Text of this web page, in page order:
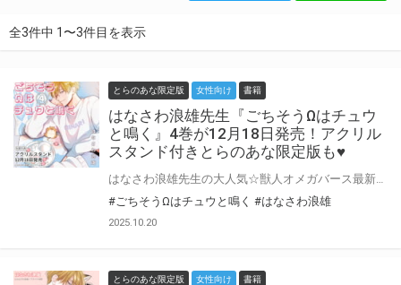
全3件中 1〜3件目を表示
とらのあな限定版 女性向け 書籍
はなさわ浪雄先生『ごちそうΩはチュウ
と鳴く』4巻が12月18日発売！アクリル
スタンド付きとらのあな限定版も♥
#ごちそうΩはチュウと鳴く #はなさわ浪雄
2025.10.20
とらのあな限定版 女性向け 書籍